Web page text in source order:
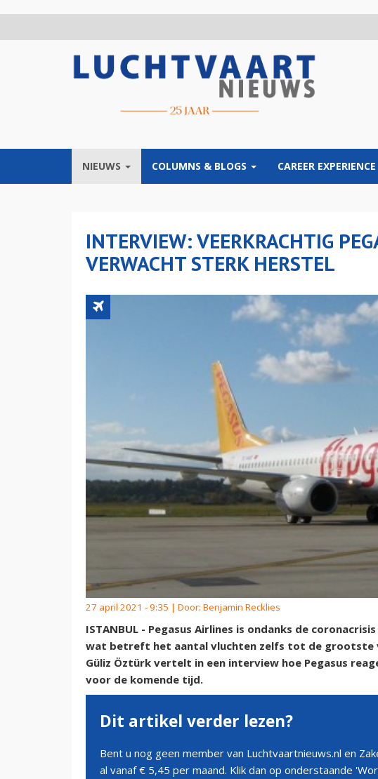
NIEUWS COLUMNS & BLOGS CAREER EXPERIENCE
INTERVIEW: VEERKRACHTIG
VERWACHT STERK HERSTEL
27 april 2021 - 9:35 | Door: Benjamin Recklies
ISTANBUL - Pegasus Airlines is ondanks de
wat betreft het aantal vluchten zelfs tot de grootste
Güliz Öztürk vertelt in een interview hoe Pegasus
voor de komende tijd.
Dit artikel verder lezen?
Bent u nog geen member van Luchtvaartnieuws.nl en
al vanaf € 5,45 per maand. Klik dan op onderstaande